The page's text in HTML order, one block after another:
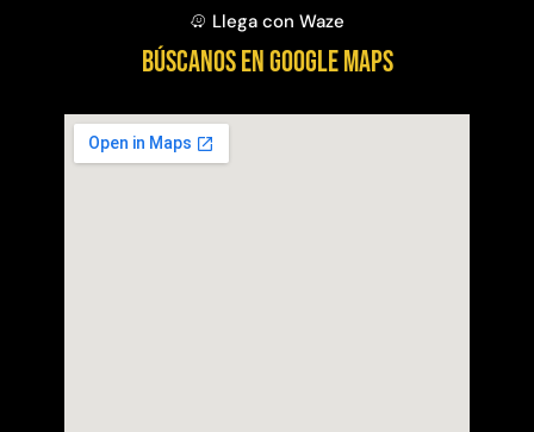
Llega con Waze
BÚSCANOS EN GOOGLE MAPS